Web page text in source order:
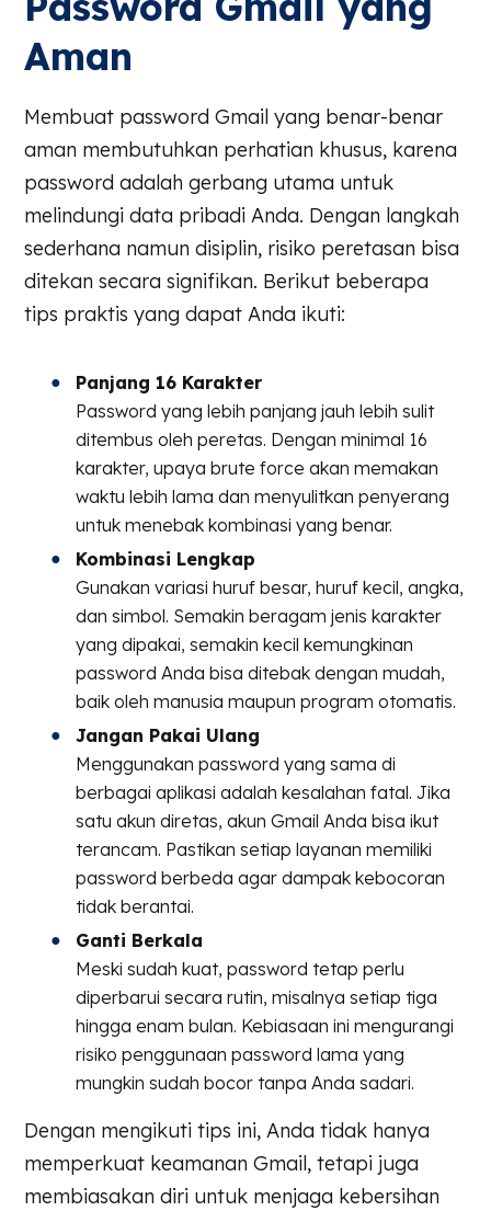
Aman
Membuat password Gmail yang benar-benar
aman membutuhkan perhatian khusus, karena
password adalah gerbang utama untuk
melindungi data pribadi Anda. Dengan langkah
sederhana namun disiplin, risiko peretasan bisa
ditekan secara signifikan. Berikut beberapa
tips praktis yang dapat Anda ikuti:
Panjang 16 Karakter
Password yang lebih panjang jauh lebih sulit
ditembus oleh peretas. Dengan minimal 16
karakter, upaya brute force akan memakan
waktu lebih lama dan menyulitkan penyerang
untuk menebak kombinasi yang benar.
Kombinasi Lengkap
Gunakan variasi huruf besar, huruf kecil, angka,
dan simbol. Semakin beragam jenis karakter
yang dipakai, semakin kecil kemungkinan
password Anda bisa ditebak dengan mudah,
baik oleh manusia maupun program otomatis.
Jangan Pakai Ulang
Menggunakan password yang sama di
berbagai aplikasi adalah kesalahan fatal. Jika
satu akun diretas, akun Gmail Anda bisa ikut
terancam. Pastikan setiap layanan memiliki
password berbeda agar dampak kebocoran
tidak berantai.
Ganti Berkala
Meski sudah kuat, password tetap perlu
diperbarui secara rutin, misalnya setiap tiga
hingga enam bulan. Kebiasaan ini mengurangi
risiko penggunaan password lama yang
mungkin sudah bocor tanpa Anda sadari.
Dengan mengikuti tips ini, Anda tidak hanya
memperkuat keamanan Gmail, tetapi juga
membiasakan diri untuk menjaga kebersihan